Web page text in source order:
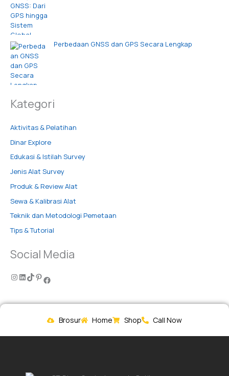
Perbedaan GNSS dan GPS Secara Lengkap
Kategori
Aktivitas & Pelatihan
Dinar Explore
Edukasi & Istilah Survey
Jenis Alat Survey
Produk & Review Alat
Sewa & Kalibrasi Alat
Teknik dan Metodologi Pemetaan
Tips & Tutorial
Social Media
Brosur Home Shop Call Now